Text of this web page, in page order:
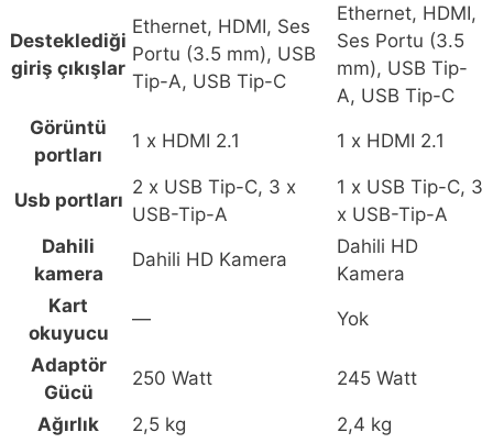
Desteklediği
giriş çıkışlar
Ethernet, HDMI, Ses
Portu (3.5 mm), USB
Tip-A, USB Tip-C
Ethernet, HDMI,
Ses Portu (3.5
mm), USB Tip-
A, USB Tip-C
Görüntü
portları
1 x HDMI 2.1 1 x HDMI 2.1
Usb portları
2 x USB Tip-C, 3 x
USB-Tip-A
1 x USB Tip-C, 3
x USB-Tip-A
Dahili
kamera
Dahili HD Kamera
Dahili HD
Kamera
Kart
okuyucu
— Yok
Adaptör
Gücü
250 Watt 245 Watt
Ağırlık 2,5 kg 2,4 kg